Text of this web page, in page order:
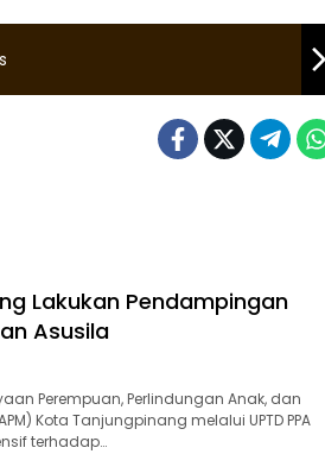
Lakukan Pendampingan
Asusila
Perempuan, Perlindungan Anak, dan
Kota Tanjungpinang melalui UPTD PPA
terhadap…